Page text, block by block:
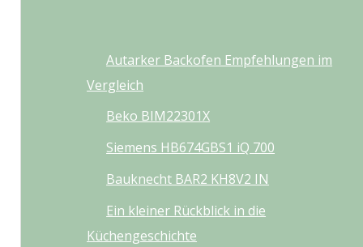
Autarker Backofen Empfehlungen im
Vergleich
Beko BIM22301X
Siemens HB674GBS1 iQ 700
Bauknecht BAR2 KH8V2 IN
Ein kleiner Rückblick in die
Küchengeschichte